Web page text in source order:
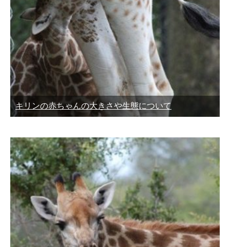
キリンの赤ちゃんの大きさや生態について